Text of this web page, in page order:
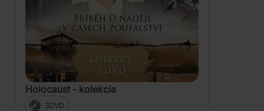
Holocaust - kolekcia
3DVD